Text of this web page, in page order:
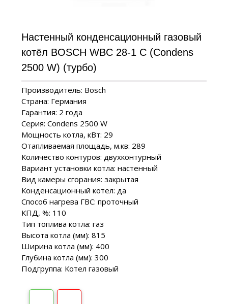
Настенный конденсационный газовый
котёл BOSCH WBC 28-1 C (Condens
2500 W) (турбо)
Производитель: Bosch
Страна: Германия
Гарантия: 2 года
Серия: Condens 2500 W
Мощность котла, кВт: 29
Отапливаемая площадь, м.кв: 289
Количество контуров: двухконтурный
Вариант установки котла: настенный
Вид камеры сгорания: закрытая
Конденсационный котел: да
Способ нагрева ГВС: проточный
КПД, %: 110
Тип топлива котла: газ
Высота котла (мм): 815
Ширина котла (мм): 400
Глубина котла (мм): 300
Подгруппа: Котел газовый